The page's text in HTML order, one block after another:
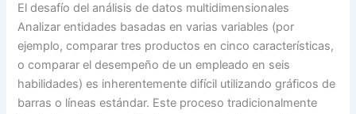
El desafío del análisis de datos multidimensionales
Analizar entidades basadas en varias variables (por
ejemplo, comparar tres productos en cinco características,
o comparar el desempeño de un empleado en seis
habilidades) es inherentemente difícil utilizando gráficos de
barras o líneas estándar. Este proceso tradicionalmente